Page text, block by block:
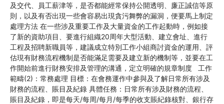
及交代、員工薪津等，是否都能經常保持公開透明、廉正誠信等原
則，以及有否出現一些會容易出現貪污舞弊的漏洞，便要馬上制定
處理方法 在一些涉及重要工作及大量資金的工作起動時，例如接
了新的資助項目、要進行組織20周年大型活動、建立會址、進行
工程及招聘新職員等，建議成立特別工作小組商討資金的運用、評
估現有財務流程機制是否能滿足需要及建立新的機制等，並要在工
作開始前進行財務安排及管理的溝通，定立明確的規章制度 工作
範疇(2)：常務處理 目標：在會務運作中參與及了解日常所有涉及
財務的流程、賬目及紀錄 具體任務：日常所有涉及財務的流程、
賬目及紀錄，即是每天/每周/每月/每季的收支賬紀錄核對、銀行存